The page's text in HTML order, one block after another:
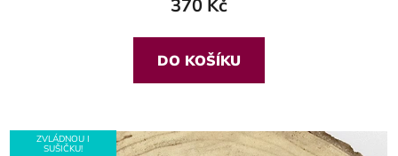
370 Kč
DO KOŠÍKU
ZVLÁDNOU I
SUŠIČKU!